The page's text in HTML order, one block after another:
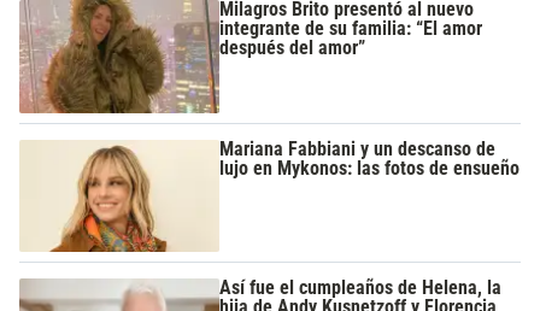
Milagros Brito presentó al nuevo
integrante de su familia: “El amor
después del amor”
Mariana Fabbiani y un descanso de
lujo en Mykonos: las fotos de ensueño
Así fue el cumpleaños de Helena, la